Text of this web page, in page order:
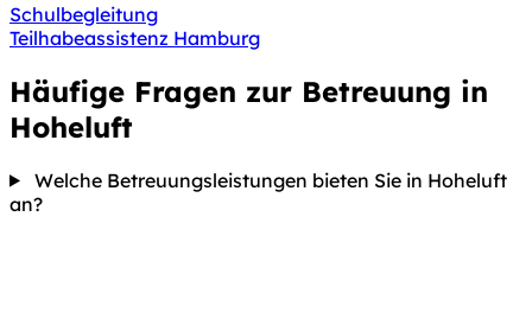
Schulbegleitung
Teilhabeassistenz Hamburg
Häufige Fragen zur Betreuung in
Hoheluft
Welche Betreuungsleistungen bieten Sie in Hoheluft
an?